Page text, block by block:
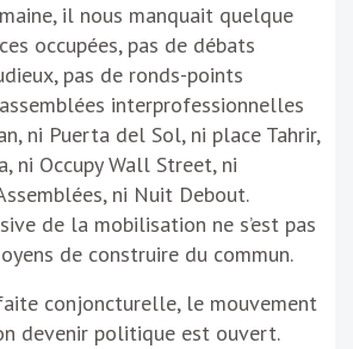
il nous manquait quelque
occupées, pas de débats
pas de ronds-points
interprofessionnelles
ni Puerta del Sol, ni place Tahrir,
ni Occupy Wall Street, ni
ni Nuit Debout.
de la mobilisation ne s’est pas
de construire du commun.
conjoncturelle, le mouvement
devenir politique est ouvert.